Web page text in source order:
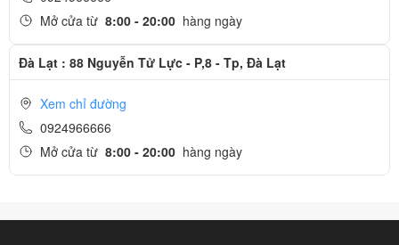
Mở cửa từ 8:00 - 20:00 hàng ngày
Đà Lạt : 88 Nguyễn Tử Lực - P,8 - Tp, Đà Lạt
Xem chỉ đường
0924966666
Mở cửa từ 8:00 - 20:00 hàng ngày